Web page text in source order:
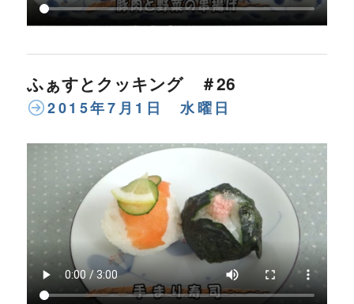
ふぁすとクッキング ＃26
2015年7月1日 水曜日